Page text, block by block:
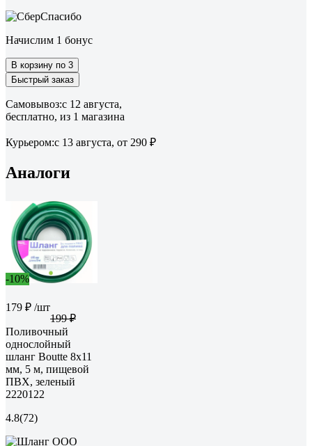
Начислим 1 бонус
В корзину по 3
Быстрый заказ
Самовывоз:c 12 августа,
бесплатно, из 1 магазина
Курьером:c 13 августа, от 290 ₽
Аналоги
-10%
179 ₽ /шт
199 ₽
Поливочный
однослойный
шланг Boutte 8x11
мм, 5 м, пищевой
ПВХ, зеленый
2220122
4.8(72)